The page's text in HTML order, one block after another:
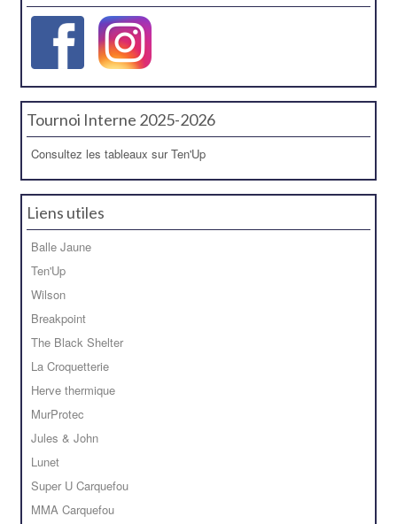
Tournoi Interne 2025-2026
Consultez les tableaux sur Ten'Up
Liens utiles
Balle Jaune
Ten'Up
Wilson
Breakpoint
The Black Shelter
La Croquetterie
Herve thermique
MurProtec
Jules & John
Lunet
Super U Carquefou
MMA Carquefou